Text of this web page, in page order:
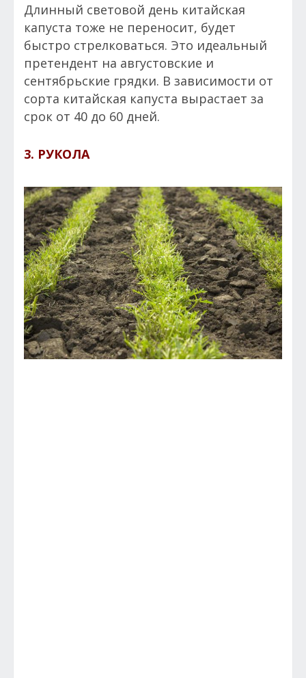
Длинный световой день китайская
капуста тоже не переносит, будет
быстро стрелковаться. Это идеальный
претендент на августовские и
сентябрьские грядки. В зависимости от
сорта китайская капуста вырастает за
срок от 40 до 60 дней.
3. РУКОЛА